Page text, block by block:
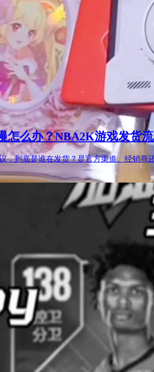
怎么办？NBA2K游戏发货
，到底是谁在发货？是官方渠道、经销